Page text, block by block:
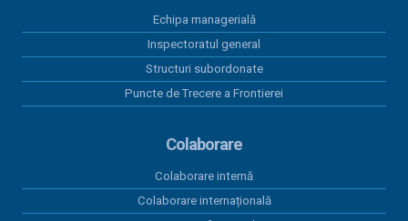
Echipa managerială
Inspectoratul general
Structuri subordonate
Puncte de Trecere a Frontierei
Colaborare
Colaborare internă
Colaborare internațională